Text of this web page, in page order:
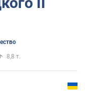
8,8 т.